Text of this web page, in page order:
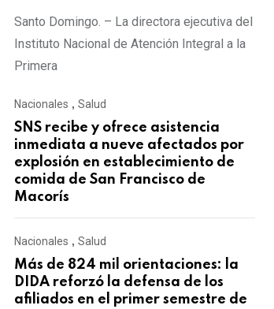
NACIONALES ,SALUD
AGOSTO 3, 2026
Santo Domingo. – La directora ejecutiva del
Instituto Nacional de Atención Integral a la
Primera
Nacionales , Salud
SNS recibe y ofrece asistencia
inmediata a nueve afectados por
explosión en establecimiento de
comida de San Francisco de
Macorís
Nacionales , Salud
Más de 824 mil orientaciones: la
DIDA reforzó la defensa de los
afiliados en el primer semestre de